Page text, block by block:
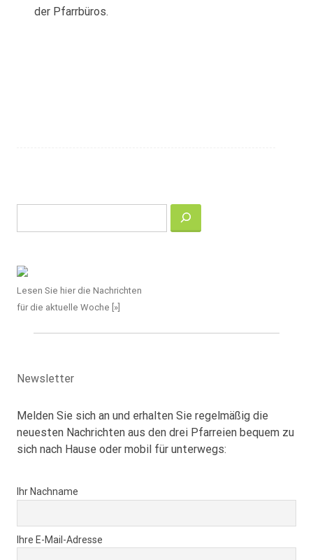
der Pfarrbüros.
Lesen Sie hier die Nachrichten
für die aktuelle Woche [»]
Newsletter
Melden Sie sich an und erhalten Sie regelmäßig die
neuesten Nachrichten aus den drei Pfarreien bequem zu
sich nach Hause oder mobil für unterwegs:
Ihr Nachname
Ihre E-Mail-Adresse